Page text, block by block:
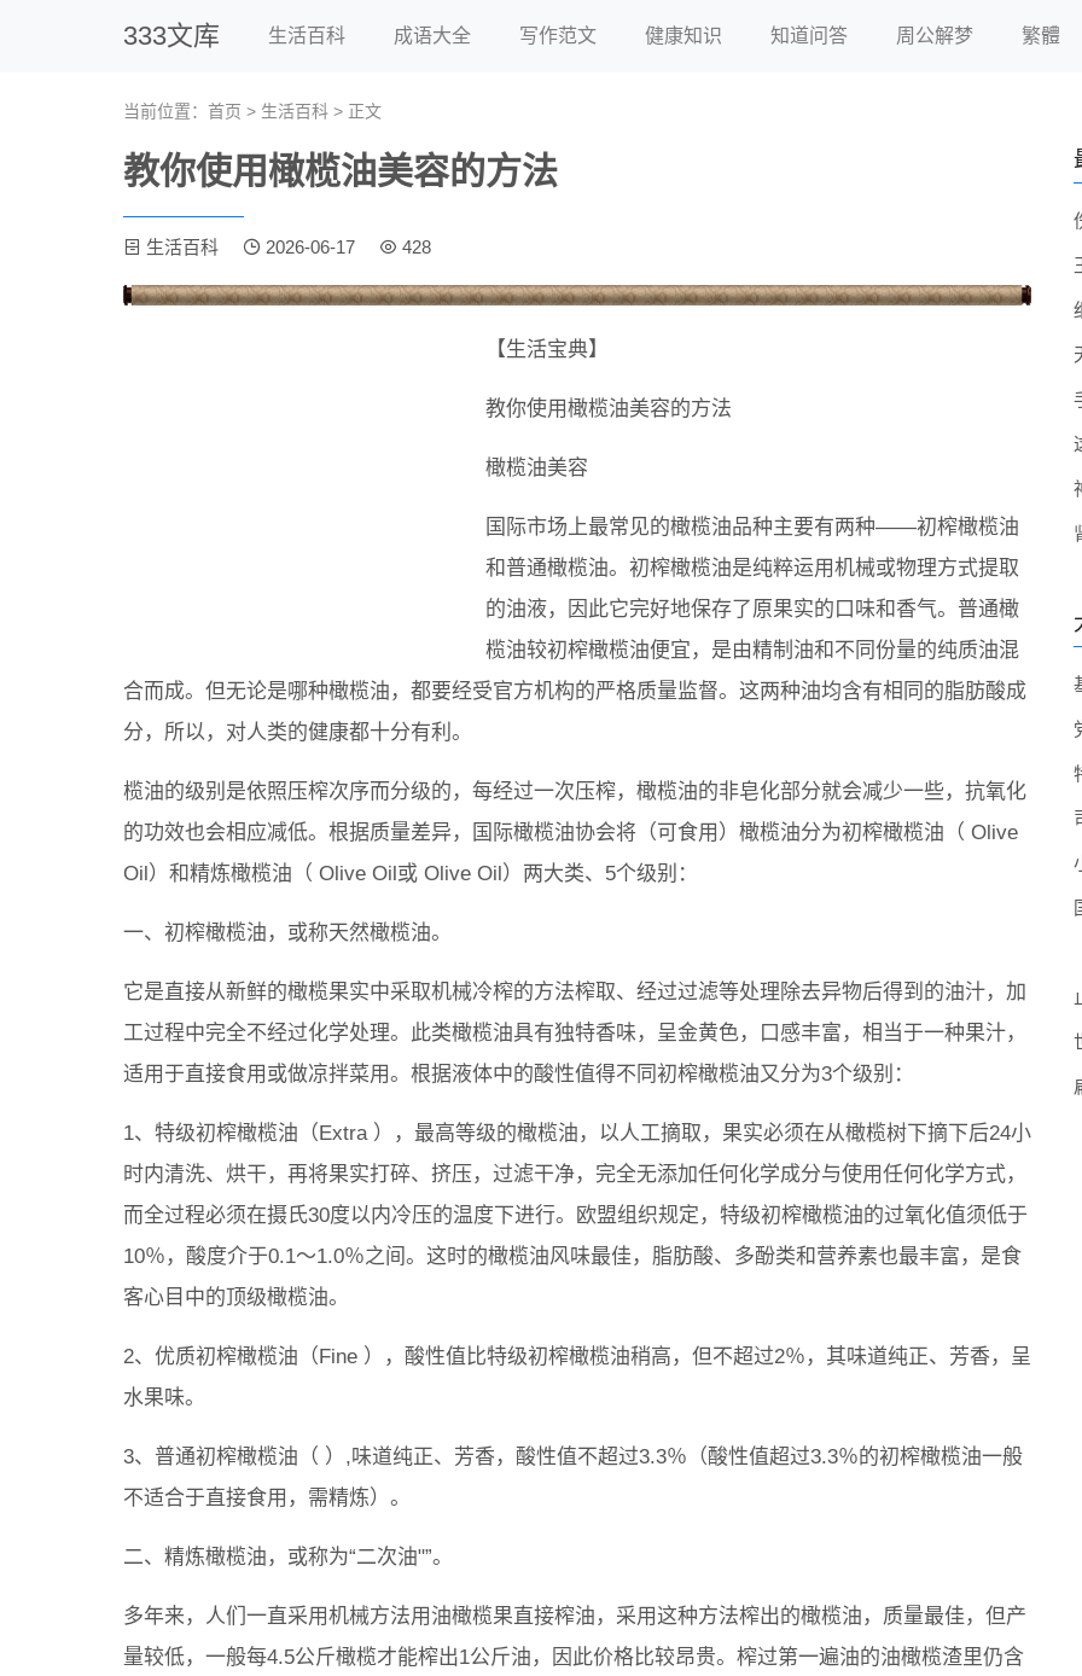
333文库 生活百科 成语大全 写作范文 健康知识 知道问答 周公解梦 繁體
当前位置： 首页 > 生活百科 > 正文
教你使用橄榄油美容的方法
生活百科 2026-06-17 428
【生活宝典】
教你使用橄榄油美容的方法
橄榄油美容
国际市场上最常见的橄榄油品种主要有两种——初榨橄榄油
和普通橄榄油。初榨橄榄油是纯粹运用机械或物理方式提取
的油液，因此它完好地保存了原果实的口味和香气。普通橄
榄油较初榨橄榄油便宜，是由精制油和不同份量的纯质油混
合而成。但无论是哪种橄榄油，都要经受官方机构的严格质量监督。这两种油均含有相同的脂肪酸成
分，所以，对人类的健康都十分有利。
榄油的级别是依照压榨次序而分级的，每经过一次压榨，橄榄油的非皂化部分就会减少一些，抗氧化
的功效也会相应减低。根据质量差异，国际橄榄油协会将（可食用）橄榄油分为初榨橄榄油（ Olive
Oil）和精炼橄榄油（ Olive Oil或 Olive Oil）两大类、5个级别：
一、初榨橄榄油，或称天然橄榄油。
它是直接从新鲜的橄榄果实中采取机械冷榨的方法榨取、经过过滤等处理除去异物后得到的油汁，加
工过程中完全不经过化学处理。此类橄榄油具有独特香味，呈金黄色，口感丰富，相当于一种果汁，
适用于直接食用或做凉拌菜用。根据液体中的酸性值得不同初榨橄榄油又分为3个级别：
1、特级初榨橄榄油（Extra ），最高等级的橄榄油，以人工摘取，果实必须在从橄榄树下摘下后24小
时内清洗、烘干，再将果实打碎、挤压，过滤干净，完全无添加任何化学成分与使用任何化学方式，
而全过程必须在摄氏30度以内冷压的温度下进行。欧盟组织规定，特级初榨橄榄油的过氧化值须低于
10％，酸度介于0.1～1.0％之间。这时的橄榄油风味最佳，脂肪酸、多酚类和营养素也最丰富，是食
客心目中的顶级橄榄油。
2、优质初榨橄榄油（Fine ），酸性值比特级初榨橄榄油稍高，但不超过2％，其味道纯正、芳香，呈
水果味。
3、普通初榨橄榄油（ ）,味道纯正、芳香，酸性值不超过3.3％（酸性值超过3.3％的初榨橄榄油一般
不适合于直接食用，需精炼）。
二、精炼橄榄油，或称为“二次油"”。
多年来，人们一直采用机械方法用油橄榄果直接榨油，采用这种方法榨出的橄榄油，质量最佳，但产
量较低，一般每4.5公斤橄榄才能榨出1公斤油，因此价格比较昂贵。榨过第一遍油的油橄榄渣里仍含